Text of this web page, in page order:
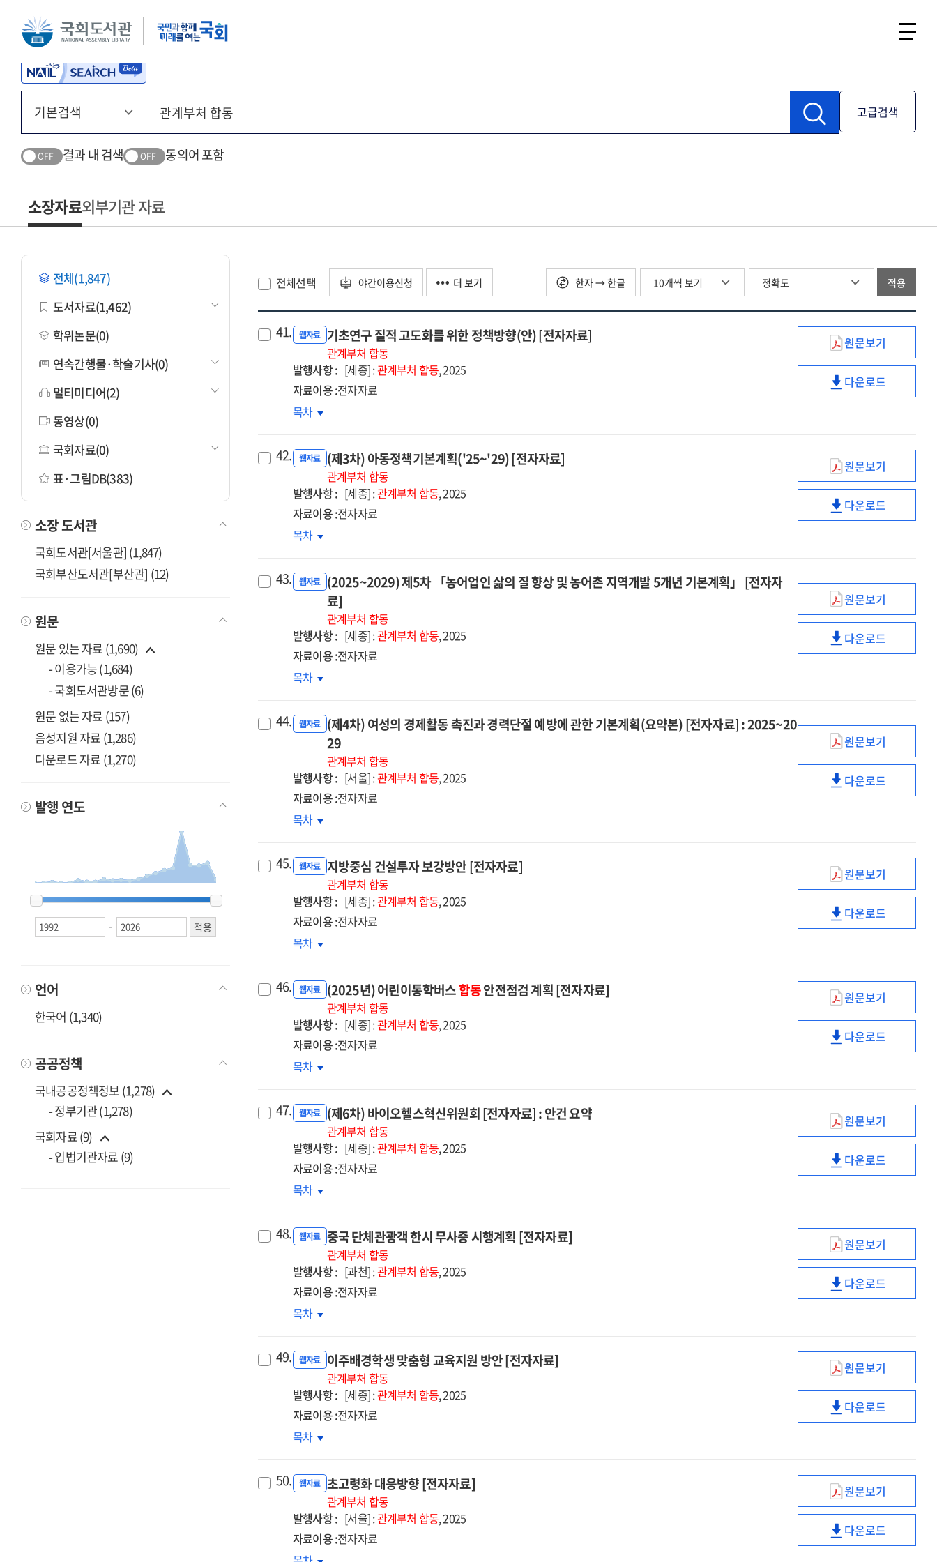
본문 바로가기 주메뉴 바로가기
고급검색
OFF 결과 내 검색 OFF 동의어 포함
소장자료외부기관 자료
전체(1,847)
도서자료(1,462)
학위논문(0)
연속간행물·학술기사(0)
멀티미디어(2)
동영상(0)
국회자료(0)
표·그림DB(383)
소장 도서관
국회도서관[서울관] (1,847)
국회부산도서관[부산관] (12)
원문
원문 있는 자료 (1,690)
- 이용가능 (1,684)
- 국회도서관방문 (6)
원문 없는 자료 (157)
음성지원 자료 (1,286)
다운로드 자료 (1,270)
발행 연도
-
언어
한국어 (1,340)
공공정책
국내공공정책정보 (1,278)
- 정부기관 (1,278)
국회자료 (9)
- 입법기관자료 (9)
전체선택 야간이용신청 더 보기 한자 → 한글 적용
41. 웹자료 기초연구 질적 고도화를 위한 정책방향(안) [전자자료]
관계부처 합동
발행사항 : [세종] :관계부처 합동, 2025
자료이용 :전자자료
기초연구
질적
고도화를
위한
[전자자료]
원문보기
기초연구
정책방향
(안)
[전자자료]
다운로드
기초연구
위한
정책방향
(안)
[전자자료]
목차
42. 웹자료 (제3차) 아동정책기본계획('25~'29) [전자자료]
관계부처 합동
발행사항 : [세종] :관계부처 합동, 2025
자료이용 :전자자료
(제3차)
아동정책기본계
('25~'29)
[전자자료]
원문보기
(제3차)
다운로드
(제3차)
[전자자료]
목차
43. 웹자료 (2025~2029) 제5차 「농어업인 삶의 질 향상 및 농어촌 지역개발 5개년 기본계획」 [전자자
료]
관계부처 합동
발행사항 : [세종] :관계부처 합동, 2025
자료이용 :전자자료
(2025~2029)
제5차
「농어업인
삶의
농어촌
지역개발
5개년
기본계획」
[전자자료]
원문보기
(2025~2029)
향상
및
농어촌
지역개발
5개년
다운로드
(2025~2029)
삶의
및
농어촌
지역개발
5개년
[전자자료]
목차
44. 웹자료 (제4차) 여성의 경제활동 촉진과 경력단절 예방에 관한 기본계획(요약본) [전자자료] : 2025~20
29
관계부처 합동
발행사항 : [서울] :관계부처 합동, 2025
자료이용 :전자자료
(제4차)
여성의
경제활동
촉진과
기본계획
(요약본)
[전자자료]
:
2025~2029
원문보기
(제4차)
경력단절
예방에
관한
기본계획
(요약본)
다운로드
(제4차)
촉진과
경력단절
예방에
관한
기본계획
(요약본)
:
2025~2029
목차
45. 웹자료 지방중심 건설투자 보강방안 [전자자료]
관계부처 합동
발행사항 : [세종] :관계부처 합동, 2025
자료이용 :전자자료
지방중심
건설투자
보강방안
[전자자료]
원문보기
지방중심
다운로드
지방중심
[전자자료]
목차
46. 웹자료 (2025년) 어린이통학버스합동안전점검 계획 [전자자료]
관계부처 합동
발행사항 : [세종] :관계부처 합동, 2025
자료이용 :전자자료
(2025년)
어린이통학버스
합동
안전점검
원문보기
(2025년)
계획
[전자자료]
다운로드
(2025년)
안전점검
[전자자료]
목차
47. 웹자료 (제6차) 바이오헬스혁신위원회 [전자자료] : 안건 요약
관계부처 합동
발행사항 : [세종] :관계부처 합동, 2025
자료이용 :전자자료
(제6차)
바이오헬스혁신
[전자자료]
:
원문보기
(제6차)
안건
요약
다운로드
(제6차)
요약
목차
48. 웹자료 중국 단체관광객 한시 무사증 시행계획 [전자자료]
관계부처 합동
발행사항 : [과천] :관계부처 합동, 2025
자료이용 :전자자료
중국
단체관광객
한시
무사증
원문보기
중국
시행계획
[전자자료]
다운로드
중국
무사증
시행계획
[전자자료]
목차
49. 웹자료 이주배경학생 맞춤형 교육지원 방안 [전자자료]
관계부처 합동
발행사항 : [세종] :관계부처 합동, 2025
자료이용 :전자자료
이주배경학생
맞춤형
교육지원
방안
원문보기
이주배경학생
[전자자료]
다운로드
이주배경학생
방안
[전자자료]
목차
50. 웹자료 초고령화 대응방향 [전자자료]
관계부처 합동
발행사항 : [서울] :관계부처 합동, 2025
자료이용 :전자자료
초고령화
대응방향
[전자자료]
원문보기
초고령화
다운로드
초고령화